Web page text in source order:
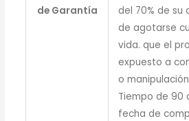
de Garantía
del 70% de su
de agotarse
vida. que el
expuesto a
o
Tiempo de 90
fecha de